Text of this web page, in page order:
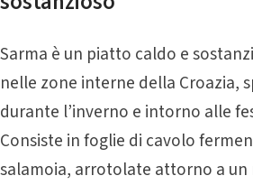
Sarma è un piatto caldo e
nelle zone interne della Croazia,
durante l’inverno e intorno alle
Consiste in foglie di cavolo
salamoia, arrotolate attorno a un